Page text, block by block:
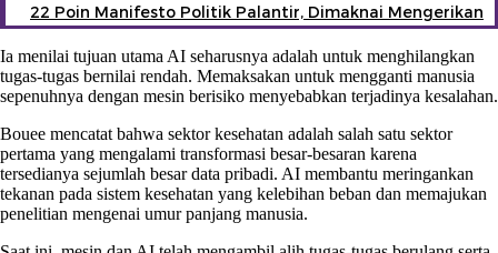
22 Poin Manifesto Politik Palantir, Dimaknai Mengerikan
Ia menilai tujuan utama AI seharusnya adalah untuk menghilangkan
tugas-tugas bernilai rendah. Memaksakan untuk mengganti manusia
sepenuhnya dengan mesin berisiko menyebabkan terjadinya kesalahan.
Bouee mencatat bahwa sektor kesehatan adalah salah satu sektor
pertama yang mengalami transformasi besar-besaran karena
tersedianya sejumlah besar data pribadi. AI membantu meringankan
tekanan pada sistem kesehatan yang kelebihan beban dan memajukan
penelitian mengenai umur panjang manusia.